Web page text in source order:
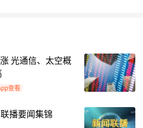
商业航天产业规模到2030年
壁垒极高的卫星制造与火箭发
星座建设发射需求，是分享行
光通信、太空概
查看
播要闻集锦